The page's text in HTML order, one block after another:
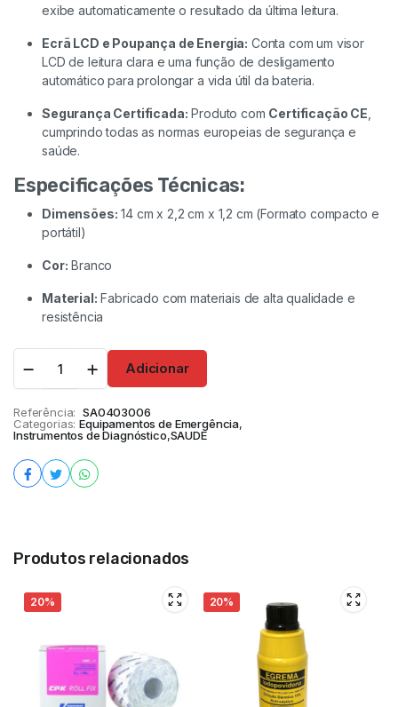
exibe automaticamente o resultado da última leitura.
Ecrã LCD e Poupança de Energia: Conta com um visor
LCD de leitura clara e uma função de desligamento
automático para prolongar a vida útil da bateria.
Segurança Certificada: Produto com Certificação CE
cumprindo todas as normas europeias de segurança e
saúde.
Especificações Técnicas:
Dimensões: 14 cm x 2,2 cm x 1,2 cm (Formato compacto e
portátil)
Cor: Branco
Material: Fabricado com materiais de alta qualidade e
resistência
Adicionar
Referência: SA0403006
Categorias: Equipamentos de Emergência,
Instrumentos de Diagnóstico,SAUDE
Produtos relacionados
20% 20%